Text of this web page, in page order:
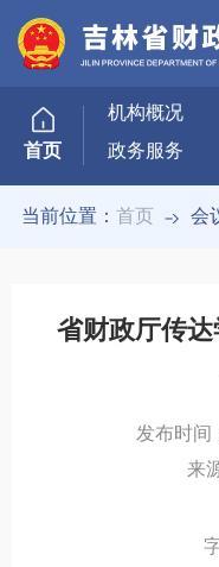
首页
机构概况
政务服务
当前位置：首页 会
省财政厅传
发布时间
来